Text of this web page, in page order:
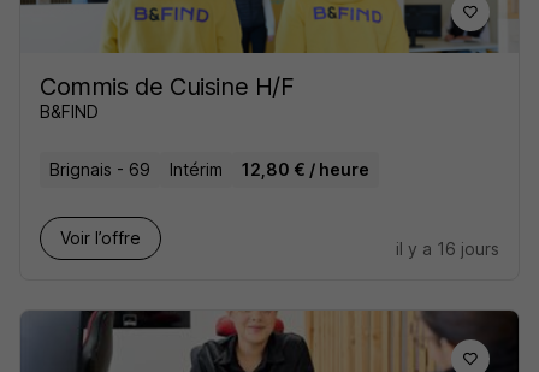
Commis de Cuisine H/F
B&FIND
Brignais - 69 Intérim 12,80 € / heure
Voir l’offre
il y a 16 jours